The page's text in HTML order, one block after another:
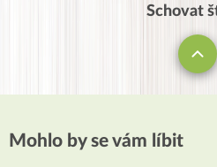
Schovat
Mohlo by se vám líbit